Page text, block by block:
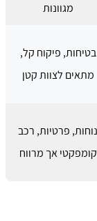
מגוונות
בטיחות, פיקוח קל,
מתאים לצוות קטן
נוחות, פרטיות, רכב
קומפקטי אך מרווח